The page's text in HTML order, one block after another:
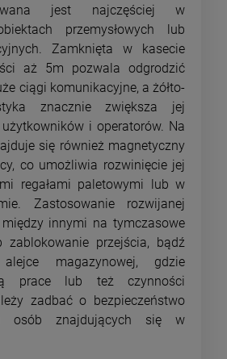
jest najczęściej w
przemysłowych lub
Zamknięta w kasecie
aż 5m pozwala odgrodzić
ciągi komunikacyjne, a żółto-
znacznie zwiększa jej
i operatorów. Na
się również magnetyczny
co umożliwia rozwinięcie jej
regałami paletowymi lub w
Zastosowanie rozwijanej
innymi na tymczasowe
zablokowanie przejścia, bądź
magazynowej, gdzie
prace lub też czynności
zadbać o bezpieczeństwo
i osób znajdujących się w